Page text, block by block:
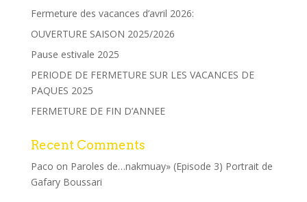
Fermeture des vacances d’avril 2026:
OUVERTURE SAISON 2025/2026
Pause estivale 2025
PERIODE DE FERMETURE SUR LES VACANCES DE
PAQUES 2025
FERMETURE DE FIN D’ANNEE
Recent Comments
Paco on Paroles de…nakmuay» (Episode 3) Portrait de
Gafary Boussari